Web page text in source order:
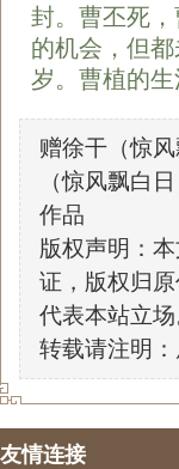
封。曹丕死
的机会，但
岁。曹植的
赠徐干（惊
（惊风飘白
作品
版权声明：
证，版权归
代表本站立场
转载请注明：
友情连接